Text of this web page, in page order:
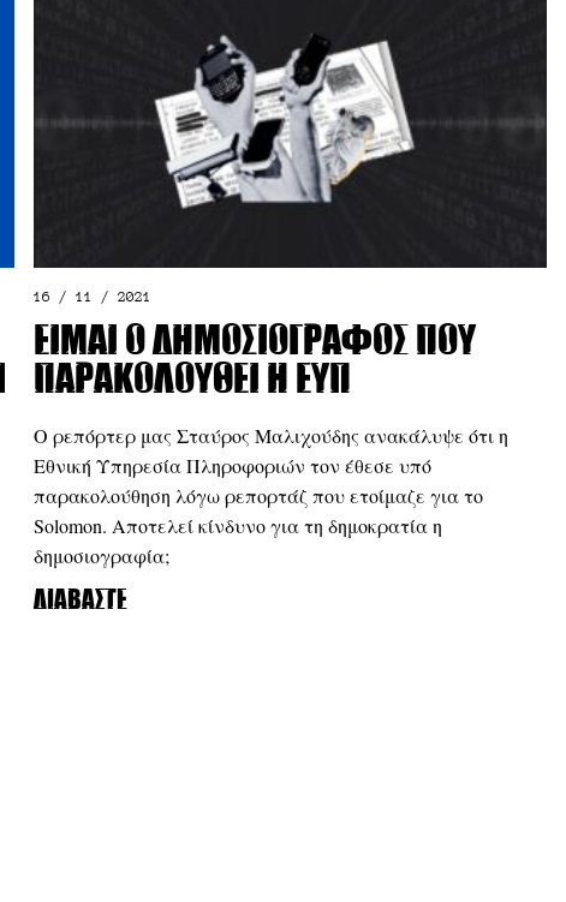
16 / 11 / 2021
Είμαι ο δημοσιογράφος που
παρακολουθεί η ΕΥΠ
Ο ρεπόρτερ μας Σταύρος Μαλιχούδης ανακάλυψε ότι η
Εθνική Υπηρεσία Πληροφοριών τον έθεσε υπό
παρακολούθηση λόγω ρεπορτάζ που ετοίμαζε για το
Solomon. Αποτελεί κίνδυνο για τη δημοκρατία η
δημοσιογραφία;
Διαβάστε